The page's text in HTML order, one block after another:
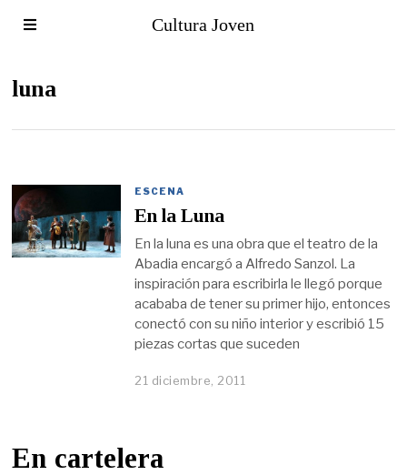
Cultura Joven
luna
ESCENA
En la Luna
En la luna es una obra que el teatro de la
Abadia encargó a Alfredo Sanzol. La
inspiración para escribirla le llegó porque
acababa de tener su primer hijo, entonces
conectó con su niño interior y escribió 15
piezas cortas que suceden
21 diciembre, 2011
En cartelera